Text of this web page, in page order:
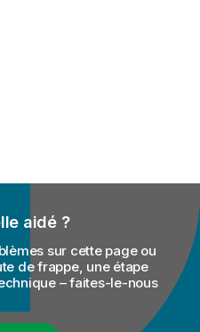
aidé ?
sur cette page ou
de frappe, une étape
– faites-le-nous